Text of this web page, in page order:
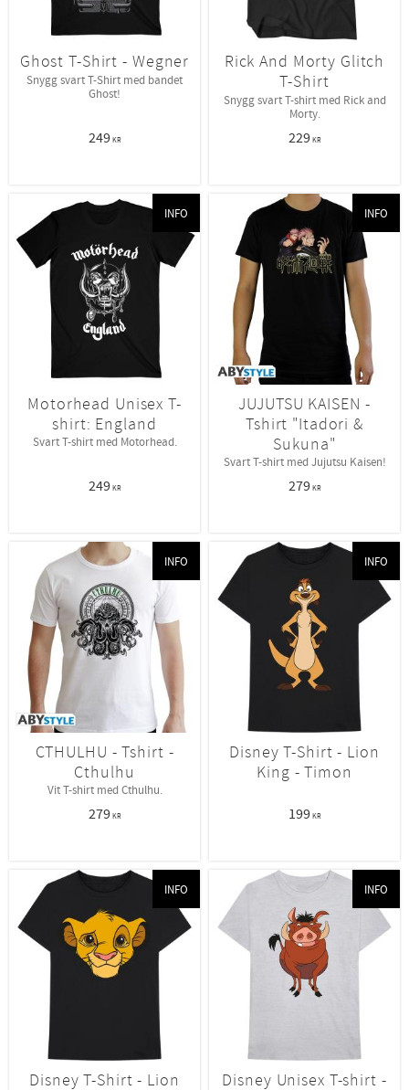
Ghost T-Shirt - Wegner
Snygg svart T-Shirt med bandet
Ghost!
249KR
Rick And Morty Glitch
T-Shirt
Snygg svart T-shirt med Rick and
Morty.
229KR
Motorhead Unisex T-
shirt: England
Svart T-shirt med Motorhead.
249KR
INFO
JUJUTSU KAISEN -
Tshirt "Itadori &
Sukuna"
Svart T-shirt med Jujutsu Kaisen!
279KR
INFO
CTHULHU - Tshirt -
Cthulhu
Vit T-shirt med Cthulhu.
279KR
INFO
Disney T-Shirt - Lion
King - Timon
199KR
INFO
Disney T-Shirt - Lion
INFO
Disney Unisex T-shirt -
INFO